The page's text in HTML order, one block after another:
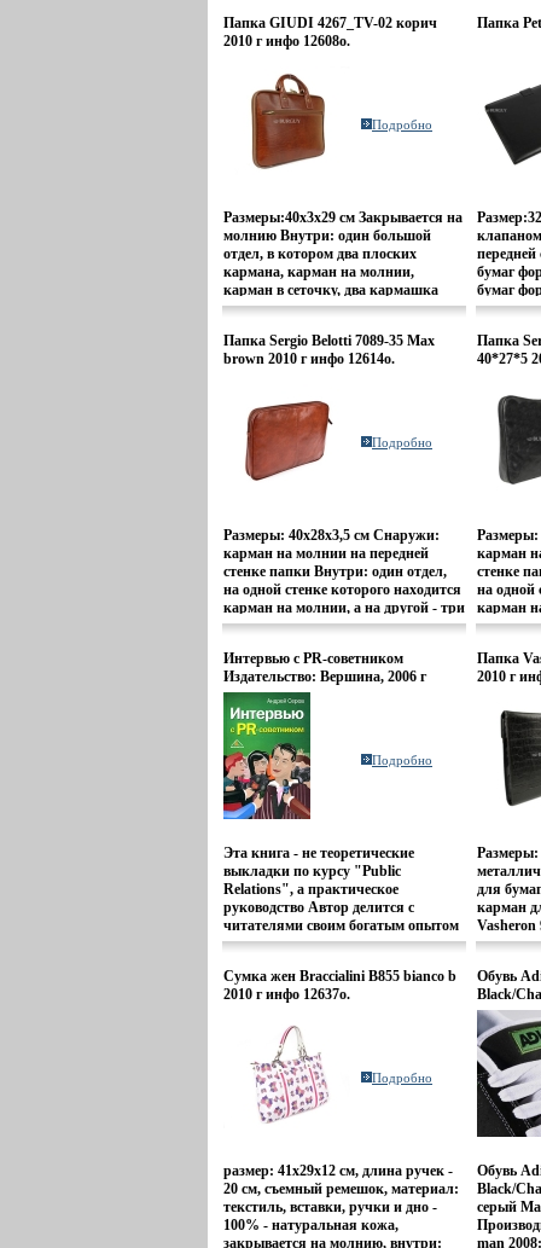
Папка GIUDI 4267_TV-02 корич
2010 г инфо 12608o.
Подробно
Размеры:40х3х29 см Закрывается на
молнию Внутри: один большой
отдел, в котором два плоских
кармана, карман на молнии,
карман в сеточку, два кармашка
для ручекСнаружи: карман на
Прилбыьйъагается плечевой ремень
100% кожа.
Папка Sergio Belotti 7089-35 Max
brown 2010 г инфо 12614o.
Подробно
Размеры: 40x28x3,5 см Снаружи:
карман на молнии на передней
стенке папки Внутри: один отдел,
на одной стенке которого находится
карман на молнии, а на другой - три
отдела для визитных или
отделения для ручек и отдел для
сотового телефона 100% кожа.
Интервью с PR-советником
Издательство: Вершина, 2006 г
Твердый переплет, 216 стр ISBN 5-
9626-0149-1 Тираж: 4000 экз
Формат: 60x90/16 (~145х217 мм)
инфо 12617o.
Подробно
Эта книга - не теоретические
выкладки по курсу "Public
Relations", а практическое
руководство Автор делится с
читателями своим богатым опытом
работы в области журналистики,
Он раскрывает тайны, связанные с
PR-службами различных компаний
в книге рассказывается о том, что
представляет собой деятельность
PR-консультанта, каковы его
взгляды на жизнь и профессию, в
чем секрет успеха Вам
предоставляется унвййщуикальная
таинственный мир PR изнутри - без
предубеждений и ограничений!
Узнайте все "из первых рук": PR-
советник собственной персоной
отвечает на ваши вопросы Книга
Сумка жен Braccialini B855 bianco b
2010 г инфо 12637o.
Подробно
размер: 41x29x12 см, длина ручек -
20 см, съемный ремешок, материал:
текстиль, вставки, ручки и дно -
100% - натуральная кожа,
закрывается на молнию, внутри:
заказа.
Папка
бумаг
бумаг
для
сменный
Папка
40*27*5
карман
стенке
на одной
карман
отдела
сотового
Папка
2010 г
Размеры:
для
карман
Vasheron
Обувь
Black/
12640o.
Обувь
Black/
серый
man